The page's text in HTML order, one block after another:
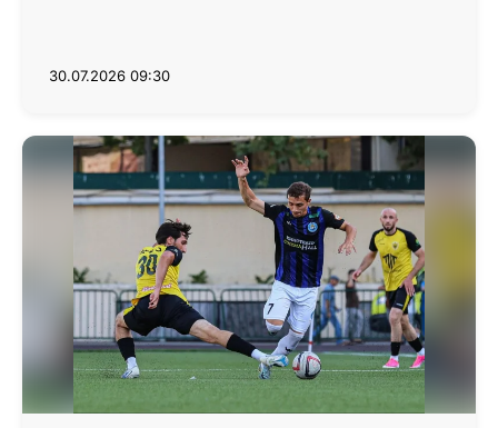
30.07.2026 09:30